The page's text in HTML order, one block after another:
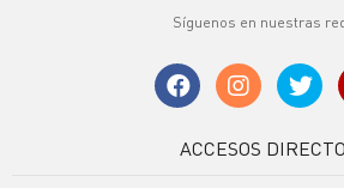
Síguenos en nuestras
ACCESOS